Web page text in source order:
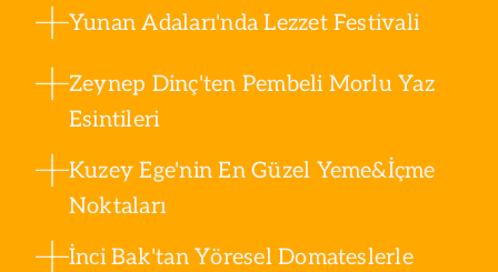
Yunan Adaları'nda Lezzet Festivali
Zeynep Dinç'ten Pembeli Morlu Yaz
Esintileri
Kuzey Ege'nin En Güzel Yeme&İçme
Noktaları
İnci Bak'tan Yöresel Domateslerle